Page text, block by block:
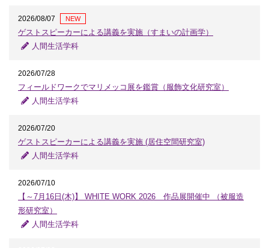
2026/08/07 NEW
ゲストスピーカーによる講義を実施（すまいの計画学）
人間生活学科
2026/07/28
フィールドワークでマリメッコ展を鑑賞（服飾文化研究室）
人間生活学科
2026/07/20
ゲストスピーカーによる講義を実施 (居住空間研究室)
人間生活学科
2026/07/10
【～7月16日(木)】 WHITE WORK 2026 作品展開催中 （被服造
形研究室）
人間生活学科